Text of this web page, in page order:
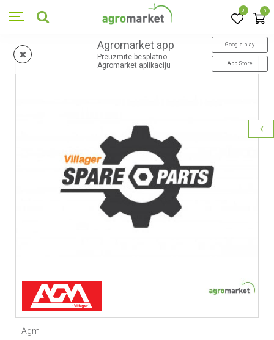
0 0
Agromarket app
Preuzmite besplatno
Agromarket aplikaciju
Google play
App Store
Agm